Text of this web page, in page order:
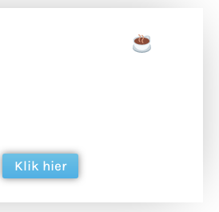
Klik hier